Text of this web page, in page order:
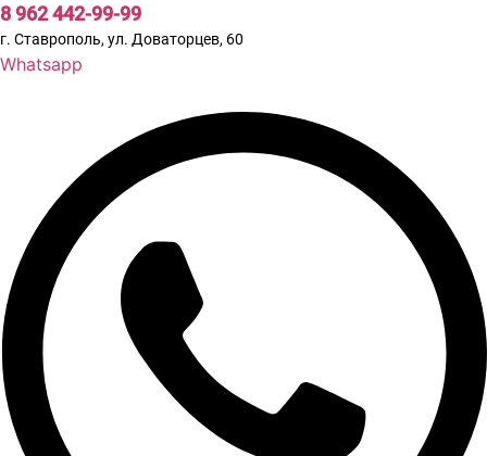
8 962 442-99-99
г. Ставрополь, ул. Доваторцев, 60
Whatsapp